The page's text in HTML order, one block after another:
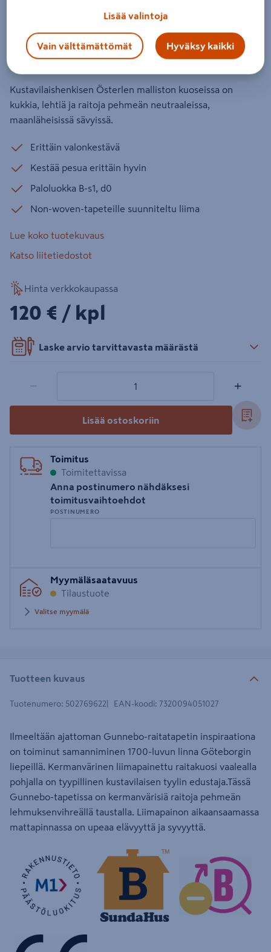
Kuitutapetti Boråstapeter Österlen
6959 Gunnebo 10,05m
Tuotenumero:502769622 EAN-koodi :7320094051027
Kustavilaishenkisen Österlen malliston kuoseissa on
kukkia, lehtiä ja raitoja pehmeän neutraaleissa,
maanläheisissä sävyissä.
Erittäin valonkestävä
Kestää pesua erittäin hyvin
Paloluokka B-s1, d0
Non-woven-tapeteille suunniteltu liima
Lue koko tuotekuvaus
Katso liitetiedostot
Hinta verkkokaupassa
120€/kpl
120 € / kpl
Laske arvio tarvittavasta määrästä
− +
Lisää ostoskoriin
Toimitus
Toimitettavissa
Anna postinumero nähdäksesi
toimitusvaihtoehdot
POSTINUMERO
postinumero
Myymäläsaatavuus
Tilaustuote
Valitse myymälä
Tuotteen kuvaus
Tuotenumero: 502769622 EAN-koodi: 7320094051027
Ilmeeltään ajattoman Gunnebo-raitatapetin inspiraationa
on toiminut samanniminen 1700-luvun linna Göteborgin
liepeillä. Kermanvärinen liimapainettu raitakuosi vaalealla
pohjalla on tyypillinen kustavilaisen tyylin edustaja.Tässä
Gunnebo-tapetissa on kermanvärisiä raitoja pehmeän
lehmuksenvihreällä taustalla. Liimapainon aikaansaamassa
mattapinnassa on upeaa elävyyttä ja syvyyttä.
Lisää valintoja
Vain välttämättömät Hyväksy kaikki